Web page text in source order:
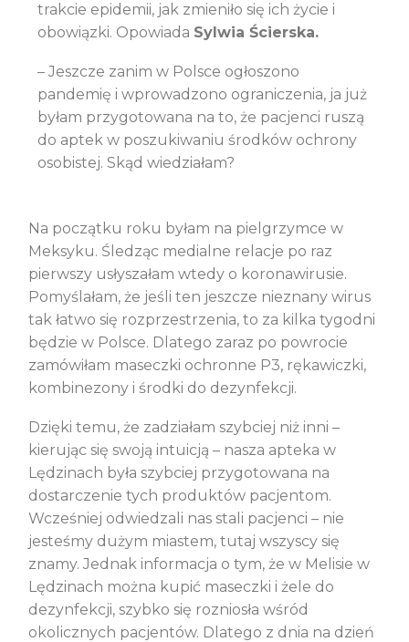
trakcie epidemii, jak zmieniło się ich życie i
obowiązki. Opowiada Sylwia Ścierska.
– Jeszcze zanim w Polsce ogłoszono
pandemię i wprowadzono ograniczenia, ja już
byłam przygotowana na to, że pacjenci ruszą
do aptek w poszukiwaniu środków ochrony
osobistej. Skąd wiedziałam?
Na początku roku byłam na pielgrzymce w
Meksyku. Śledząc medialne relacje po raz
pierwszy usłyszałam wtedy o koronawirusie.
Pomyślałam, że jeśli ten jeszcze nieznany wirus
tak łatwo się rozprzestrzenia, to za kilka tygodni
będzie w Polsce. Dlatego zaraz po powrocie
zamówiłam maseczki ochronne P3, rękawiczki,
kombinezony i środki do dezynfekcji.
Dzięki temu, że zadziałam szybciej niż inni –
kierując się swoją intuicją – nasza apteka w
Lędzinach była szybciej przygotowana na
dostarczenie tych produktów pacjentom.
Wcześniej odwiedzali nas stali pacjenci – nie
jesteśmy dużym miastem, tutaj wszyscy się
znamy. Jednak informacja o tym, że w Melisie w
Lędzinach można kupić maseczki i żele do
dezynfekcji, szybko się rozniosła wśród
okolicznych pacjentów. Dlatego z dnia na dzień